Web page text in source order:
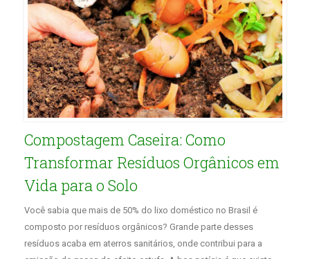
Compostagem Caseira: Como
Transformar Resíduos Orgânicos em
Vida para o Solo
Você sabia que mais de 50% do lixo doméstico no Brasil é
composto por resíduos orgânicos? Grande parte desses
resíduos acaba em aterros sanitários, onde contribui para a